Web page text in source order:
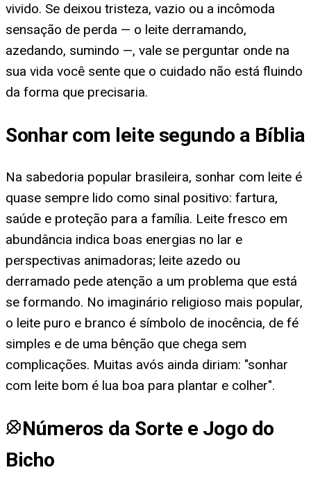
vivido. Se deixou tristeza, vazio ou a incômoda
sensação de perda — o leite derramando,
azedando, sumindo —, vale se perguntar onde na
sua vida você sente que o cuidado não está fluindo
da forma que precisaria.
Sonhar com leite segundo a Bíblia
Na sabedoria popular brasileira, sonhar com leite é
quase sempre lido como sinal positivo: fartura,
saúde e proteção para a família. Leite fresco em
abundância indica boas energias no lar e
perspectivas animadoras; leite azedo ou
derramado pede atenção a um problema que está
se formando. No imaginário religioso mais popular,
o leite puro e branco é símbolo de inocência, de fé
simples e de uma bênção que chega sem
complicações. Muitas avós ainda diriam: "sonhar
com leite bom é lua boa para plantar e colher".
Números da Sorte e Jogo do
Bicho